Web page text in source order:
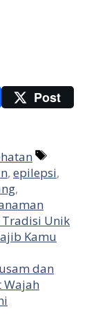
Post
Tags
, epilepsi,
,
Unik
Kamu
dan
Wajah